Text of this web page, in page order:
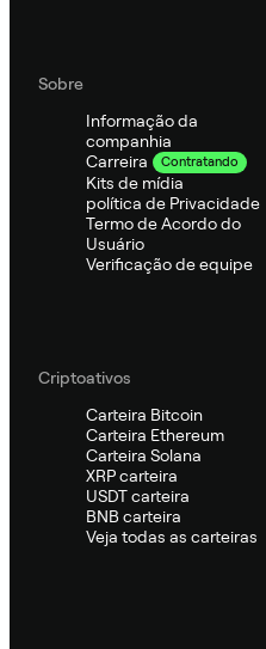
Sobre
Informação da
companhia
Carreira
Contratando
Kits de mídia
política de Privacidade
Termo de Acordo do
Usuário
Verificação de equipe
Criptoativos
Carteira Bitcoin
Carteira Ethereum
Carteira Solana
XRP carteira
USDT carteira
BNB carteira
Veja todas as carteiras